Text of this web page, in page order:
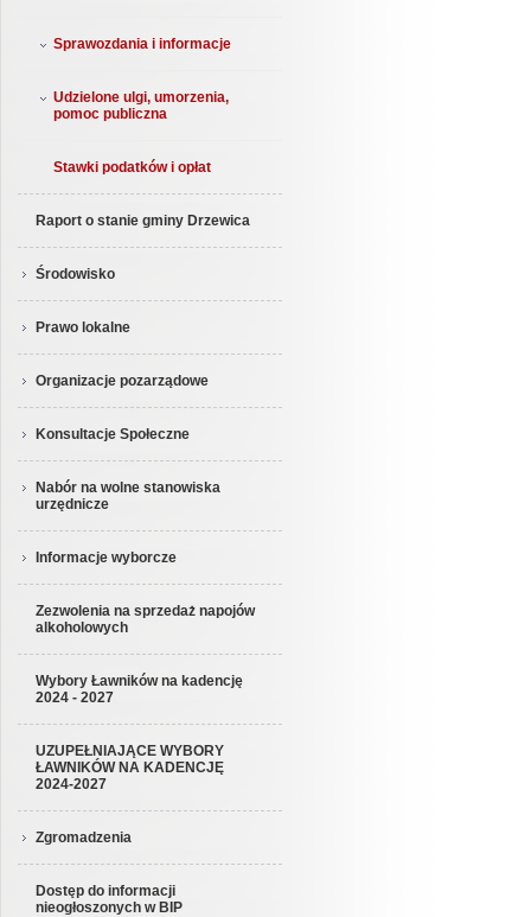
Sprawozdania i informacje
Udzielone ulgi, umorzenia,
pomoc publiczna
Stawki podatków i opłat
Raport o stanie gminy Drzewica
Środowisko
Prawo lokalne
Organizacje pozarządowe
Konsultacje Społeczne
Nabór na wolne stanowiska
urzędnicze
Informacje wyborcze
Zezwolenia na sprzedaż napojów
alkoholowych
Wybory Ławników na kadencję
2024 - 2027
UZUPEŁNIAJĄCE WYBORY
ŁAWNIKÓW NA KADENCJĘ
2024-2027
Zgromadzenia
Dostęp do informacji
nieogłoszonych w BIP